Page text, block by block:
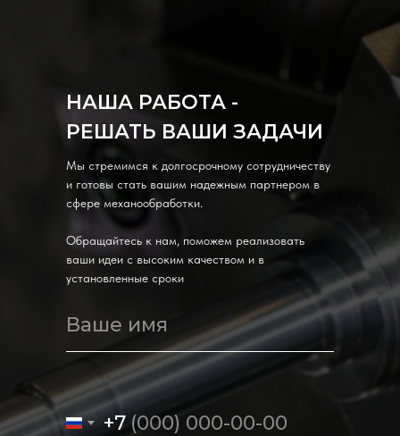
Ваше имя
+7
НАША РАБОТА -
РЕШАТЬ ВАШИ ЗАДАЧИ
Мы стремимся к долгосрочному сотрудничеству
и готовы стать вашим надежным партнером в
сфере механообработки.
Обращайтесь к нам, поможем реализовать
ваши идеи с высоким качеством и в
установленные сроки